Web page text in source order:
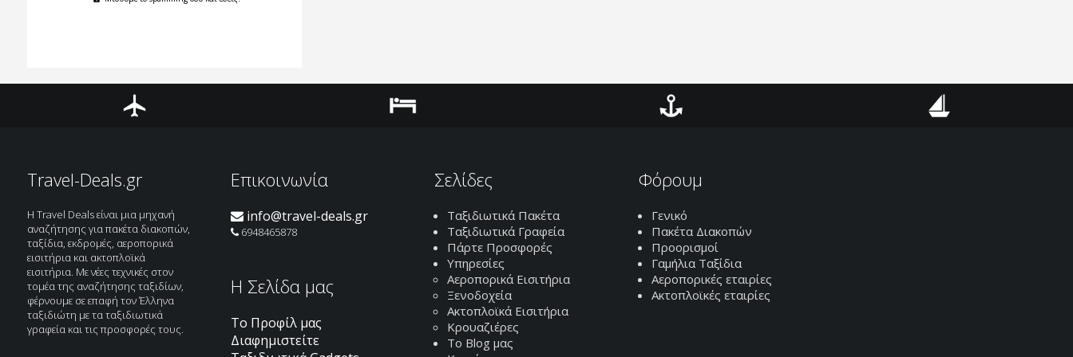
Ακτοπλοϊκά
Travel-Deals.gr
H Travel Deals είναι μια μηχανή
αναζήτησης για πακέτα διακοπών,
ταξίδια, εκδρομές, αεροπορικά
εισιτήρια και ακτοπλοϊκά
εισιτήρια. Με νέες τεχνικές στον
τομέα της αναζήτησης ταξιδίων,
φέρνουμε σε επαφή τον Έλληνα
ταξιδιώτη με τα ταξιδιωτικά
γραφεία και τις προσφορές τους.
Επικοινωνία
info@travel-deals.gr
6948465878
H Σελίδα μας
Το Προφίλ μας
Διαφημιστείτε
Σελίδες
Ταξιδιωτικά Πακέτα
Ταξιδιωτικά Γραφεία
Πάρτε Προσφορές
Υπηρεσίες
Αεροπορικά Εισιτήρια
Ξενοδοχεία
Ακτοπλοϊκά Εισιτήρια
Κρουαζιέρες
Το Blog μας
Φόρουμ
Γενικό
Πακέτα Διακοπών
Προορισμοί
Γαμήλια Ταξίδια
Αεροπορικές εταιρίες
Ακτοπλοϊκές εταιρίες